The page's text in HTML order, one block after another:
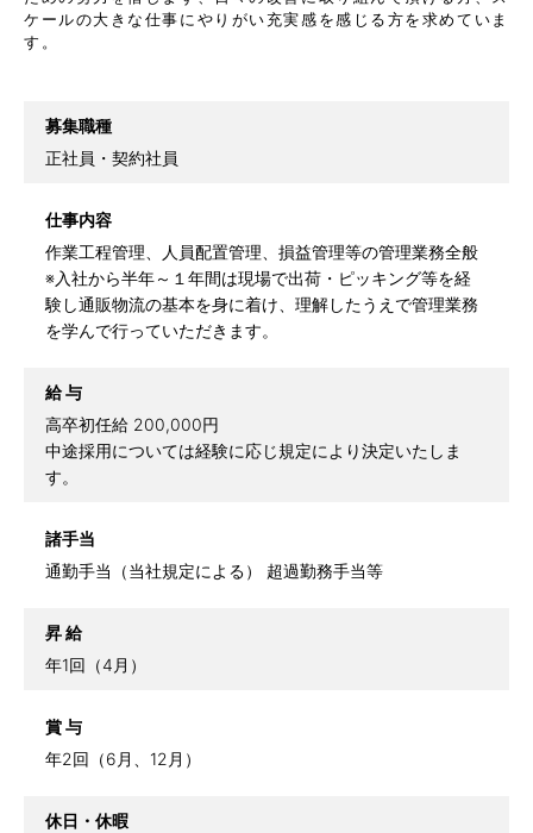
ケールの大きな仕事にやりがい充実感を感じる方を求めていま
す。
募集職種
正社員・契約社員
仕事内容
作業工程管理、人員配置管理、損益管理等の管理業務全般
※入社から半年～１年間は現場で出荷・ピッキング等を経
験し通販物流の基本を身に着け、理解したうえで管理業務
を学んで行っていただきます。
給 与
高卒初任給 200,000円
中途採用については経験に応じ規定により決定いたしま
す。
諸手当
通勤手当（当社規定による） 超過勤務手当等
昇 給
年1回（4月）
賞 与
年2回（6月、12月）
休日・休暇